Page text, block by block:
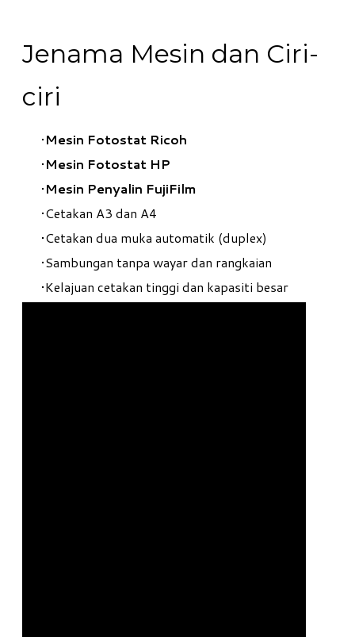
Jenama Mesin dan Ciri-
ciri
Mesin Fotostat Ricoh
Mesin Fotostat HP
Mesin Penyalin FujiFilm
Cetakan A3 dan A4
Cetakan dua muka automatik (duplex)
Sambungan tanpa wayar dan rangkaian
Kelajuan cetakan tinggi dan kapasiti besar